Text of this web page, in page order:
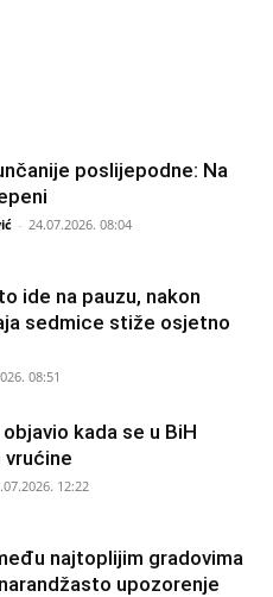
poslijepodne: Na
- 24.07.2026. 08:04
ide na pauzu, nakon
sedmice stiže osjetno
08:51
kada se u BiH
vrućine
12:22
najtoplijim gradovima
upozorenje